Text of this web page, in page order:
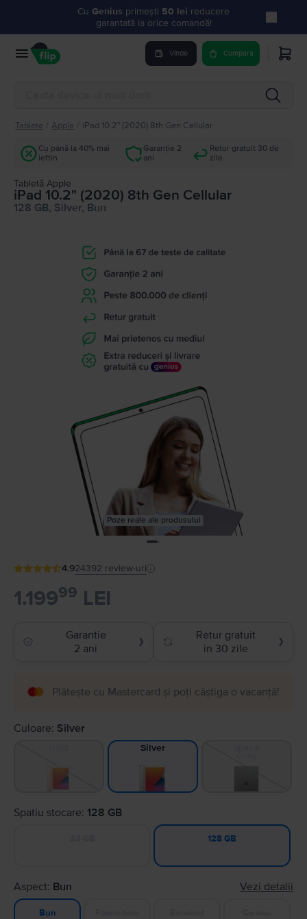
Cu Genius primești 50 lei reducere
garantată la orice comandă!
Vinde Cumpara
Tablete Apple iPad 10.2" (2020) 8th Gen Cellular
Cu până la 40% mai
ieftin
Garanție 2
ani
Retur gratuit 30 de
zile
Tabletă Apple
iPad 10.2" (2020) 8th Gen Cellular
128 GB, Silver, Bun
Poze reale ale produsului
4.924392 review-uri
1.19999 LEI
Garantie
2 ani
❯
Retur gratuit
in 30 zile
❯
Plătește cu Mastercard și poți câștiga o vacanță!
Culoare: Silver
Silver
Spatiu stocare: 128 GB
128 GB
Aspect: Bun Vezi detalii
Bun